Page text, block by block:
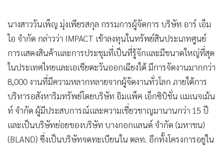
• Gotomanager
นางสาววันเพ็ญ มุ่งเพียรสกุล กรรมการผู้จัดการ บริษัท อาร์ เอ็ม
ไอ จำกัด กล่าวว่า IMPACT เข้าลงทุนในทรัพย์สินประเภทศูนย์
การแสดงสินค้าและการประชุมที่เป็นที่รู้จักและมีขนาดใหญ่ที่สุด
ในประเทศไทยและเอเชียตะวันออกเฉียงใต้ มีการจัดงานมากกว่า
8,000 งานที่มีความหลากหลายจากผู้จัดงานทั่วโลก ภายใต้การ
บริหารอสังหาริมทรัพย์โดยบริษัท อิมแพ็ค เอ็กซิบิชั่น แมเนจเม้น
ท์ จำกัด ผู้มีประสบการณ์และความเชี่ยวชาญมานานกว่า 15 ปี
และเป็นบริษัทย่อยของบริษัท บางกอกแลนด์ จำกัด (มหาชน)
(BLAND) ซึ่งเป็นบริษัทจดทะเบียนใน ตลท. อีกทั้งโครงการอยู่ใน